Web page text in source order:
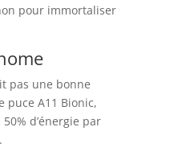
pour immortaliser
pas une bonne
puce A11 Bionic,
50% d’énergie par